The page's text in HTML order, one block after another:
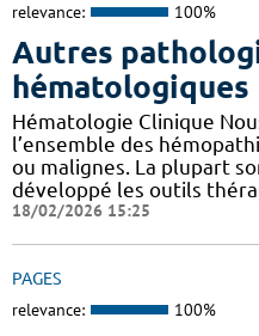
relevance: 100%
Autres
hématologiques
Hématologie Clinique
l’ensemble des
ou malignes. La plupart
développé les outils
18/02/2026 15:25
PAGES
relevance: 100%